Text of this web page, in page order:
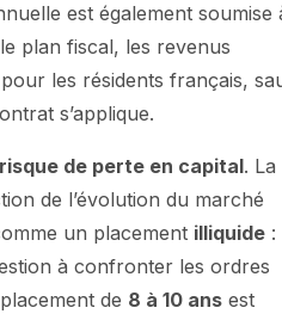
est également soumise
plan fiscal, les revenus
les résidents français,
s’applique.
risque de perte en capital. La
de l’évolution du marché
un placement illiquide :
à confronter les ordres
de 8 à 10 ans est